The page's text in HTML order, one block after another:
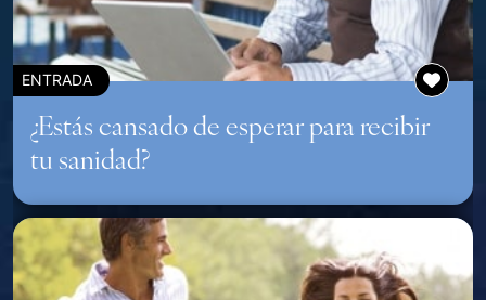
ENTRADA
¿Estás cansado de esperar para recibir
tu sanidad?